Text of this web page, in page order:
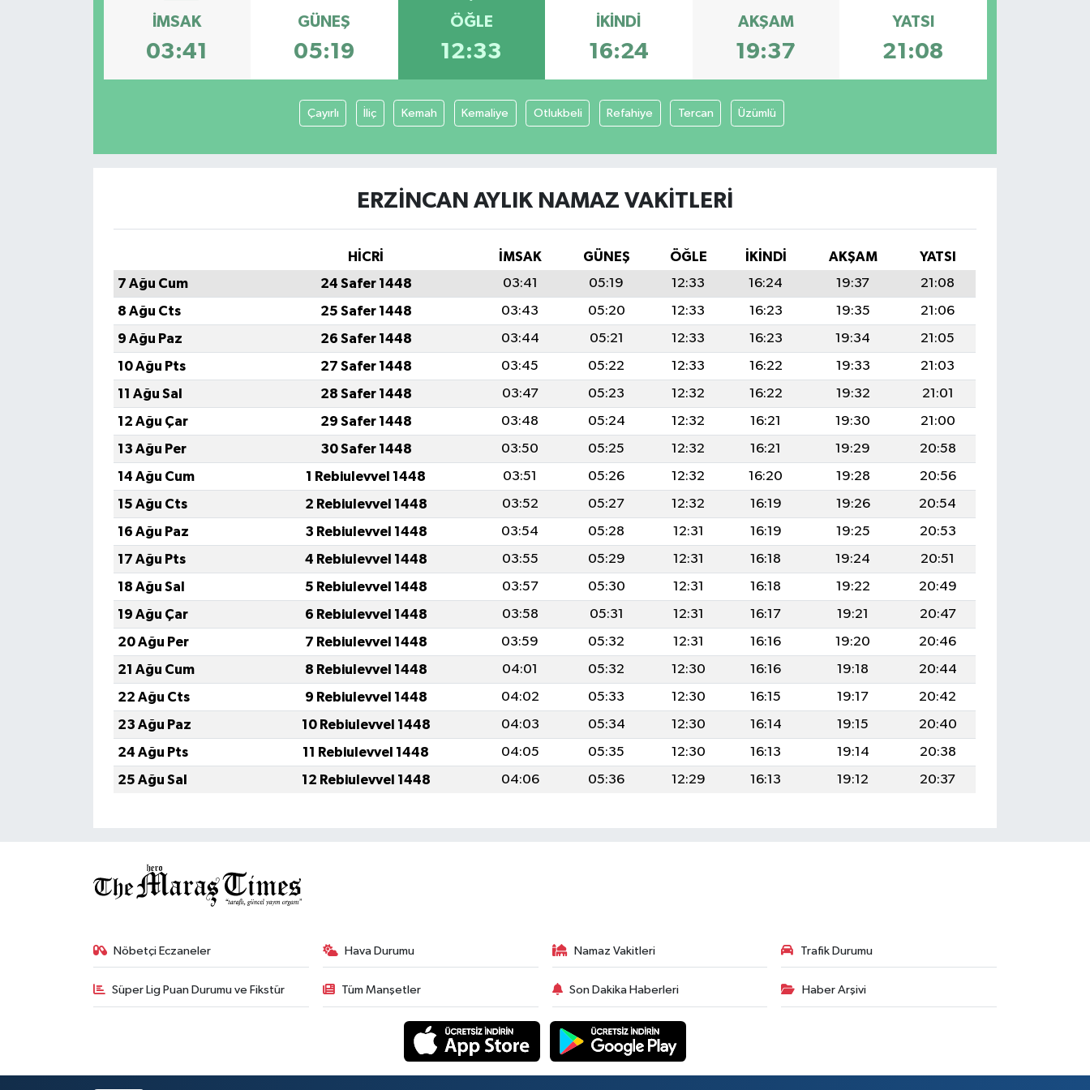
İMSAK
03:41
GÜNEŞ
05:19
ÖĞLE
12:33
İKINDI
16:24
AKŞAM
19:37
YATSI
21:08
Çayırlı İliç Kemah Kemaliye Otlukbeli Refahiye Tercan Üzümlü
ERZINCAN AYLIK NAMAZ VAKITLERI
HİCRİ İMSAK GÜNEŞ ÖĞLE İKINDI AKŞAM
YATSI
7 Ağu Cum
24 Safer 1448 03:41 05:19 12:33 16:24 19:37
21:08
8 Ağu Cts
25 Safer 1448 03:43 05:20 12:33 16:23 19:35
21:06
9 Ağu Paz
26 Safer 1448 03:44 05:21 12:33 16:23 19:34
21:05
10 Ağu Pts
27 Safer 1448 03:45 05:22 12:33 16:22 19:33
21:03
11 Ağu Sal
28 Safer 1448 03:47 05:23 12:32 16:22 19:32
21:01
12 Ağu Çar
29 Safer 1448 03:48 05:24 12:32 16:21 19:30
21:00
13 Ağu Per
30 Safer 1448 03:50 05:25 12:32 16:21 19:29
20:58
14 Ağu Cum
1 Rebiulevvel 1448 03:51 05:26 12:32 16:20 19:28
20:56
15 Ağu Cts
2 Rebiulevvel 1448 03:52 05:27 12:32 16:19 19:26
20:54
16 Ağu Paz
3 Rebiulevvel 1448 03:54 05:28 12:31 16:19 19:25
20:53
17 Ağu Pts
4 Rebiulevvel 1448 03:55 05:29 12:31 16:18 19:24
20:51
18 Ağu Sal
5 Rebiulevvel 1448 03:57 05:30 12:31 16:18 19:22
20:49
19 Ağu Çar
6 Rebiulevvel 1448 03:58 05:31 12:31 16:17 19:21
20:47
20 Ağu Per
7 Rebiulevvel 1448 03:59 05:32 12:31 16:16 19:20
20:46
21 Ağu Cum
8 Rebiulevvel 1448 04:01 05:32 12:30 16:16 19:18
20:44
22 Ağu Cts
9 Rebiulevvel 1448 04:02 05:33 12:30 16:15 19:17
20:42
23 Ağu Paz
10 Rebiulevvel 1448 04:03 05:34 12:30 16:14 19:15
20:40
24 Ağu Pts
11 Rebiulevvel 1448 04:05 05:35 12:30 16:13 19:14
20:38
25 Ağu Sal
12 Rebiulevvel 1448 04:06 05:36 12:29 16:13 19:12 20:37
Nöbetçi Eczaneler Hava Durumu Namaz Vakitleri Trafik Durumu
Süper Lig Puan Durumu ve Fikstür Tüm Manşetler Son Dakika Haberleri Haber Arşivi
KÜLTÜR&SANAT
SİVİL TOPLUM
ULUSAL HABERLER